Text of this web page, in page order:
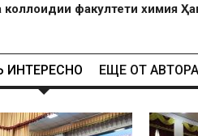
коллоидии факултети химия
ИНТЕРЕСНО ЕЩЕ ОТ АВТОРА